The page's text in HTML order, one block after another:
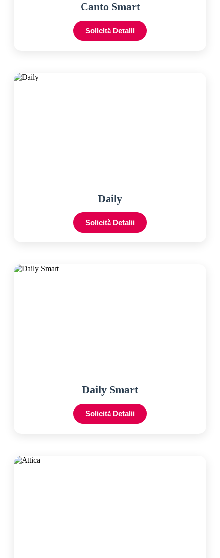
Canto Smart
Solicită Detalii
Daily
Solicită Detalii
Daily Smart
Solicită Detalii